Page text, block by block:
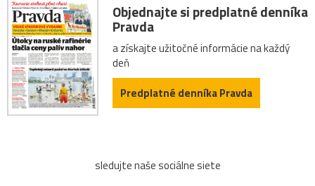
Objednajte si predplatné denníka
Pravda
a získajte užitočné informácie na každý
deň
Predplatné denníka Pravda
sledujte naše sociálne siete